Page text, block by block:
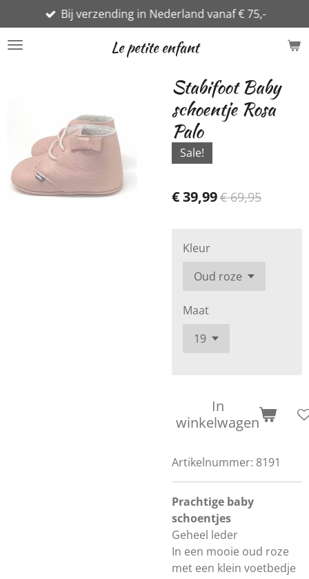
direct
naar
Le petite enfant
Bij verzending in Nederland vanaf € 75,-
Stabifoot Baby
schoentje Rosa
Palo
Sale!
€ 39,99€ 69,95
Kleur
Maat
In
winkelwagen
Artikelnummer: 8191
Prachtige baby
schoentjes
Geheel leder
In een mooie oud roze
met een klein voetbedje